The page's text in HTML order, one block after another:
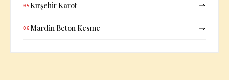
05 Kırşehir Karot
06 Mardin Beton Kesme